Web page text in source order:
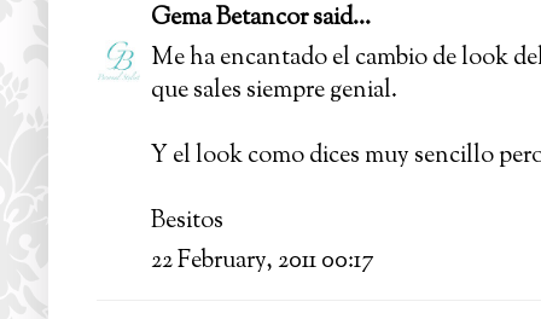
Gema Betancorsaid...
Me ha encantado el cambio de look
que sales siempre genial.
Y el look como dices muy sencillo
Besitos
22 February, 2011 00:17